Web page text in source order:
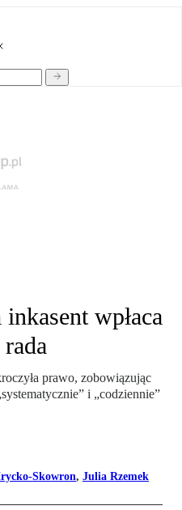
wpłaca
prawo, zobowiązując
i „codziennie”
Skowron, Julia Rzemek